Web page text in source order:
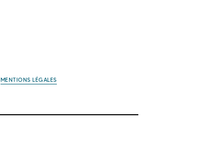
MENTIONS LÉGALES